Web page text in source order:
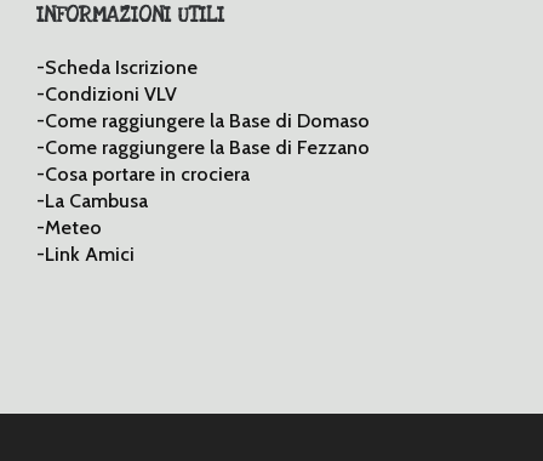
INFORMAZIONI UTILI
-Scheda Iscrizione
-Condizioni VLV
-Come raggiungere la Base di Domaso
-Come raggiungere la Base di Fezzano
-Cosa portare in crociera
-La Cambusa
-Meteo
-Link Amici